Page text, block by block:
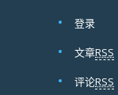
登录
文章RSS
评论RSS